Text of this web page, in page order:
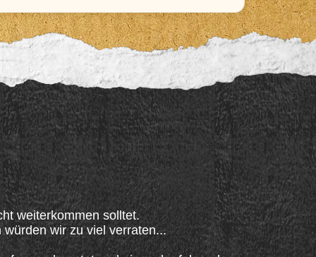
weiterkommen solltet.
wir zu viel verraten...